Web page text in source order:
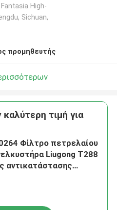
High-
Sichuan,
προμηθευτής
τιμή για
Φίλτρο πετρελαίου
Liugong T288
αντικατάστασης